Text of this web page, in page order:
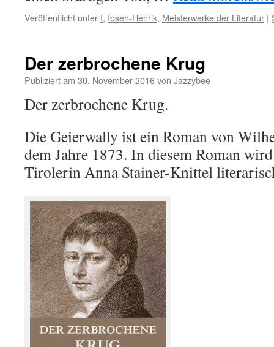
Veröffentlicht unter I, Ibsen-Henrik, Meisterwerke der Literatur |
Der zerbrochene Krug
Publiziert am 30. November 2016von Jazzybee
Der zerbrochene Krug.
Die Geierwally ist ein Roman von
dem Jahre 1873. In diesem Roman
Tirolerin Anna Stainer-Knittel